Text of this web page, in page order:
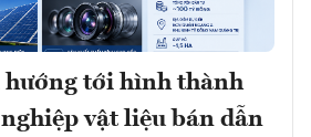
hướng tới hình thành
vật liệu bán dẫn